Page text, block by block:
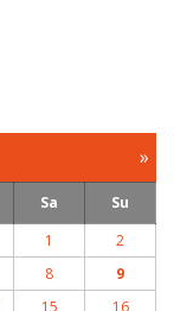
»
Sa
Su
1
2
8
9
15
16